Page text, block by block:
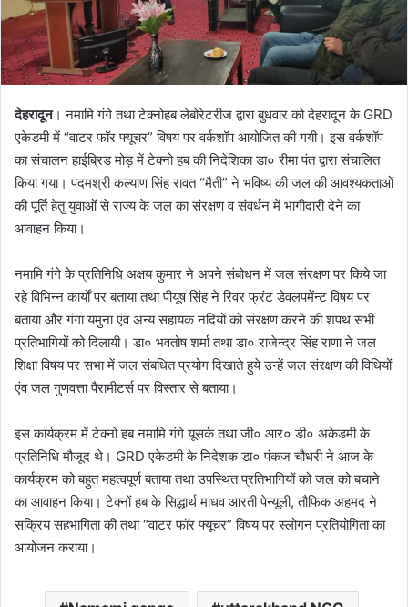
i
l
देहरादून। नमामि गंगे तथा टेक्नोहब लेबोरेटरीज द्वारा बुधवार को देहरादून के GRD
एकेडमी में “वाटर फॉर फ्यूचर” विषय पर वर्कशॉप आयोजित की गयी। इस वर्कशॉप
का संचालन हाईब्रिड मोड़ में टेक्नो हब की निदेशिका डा० रीमा पंत द्वारा संचालित
किया गया। पदमश्री कल्याण सिंह रावत “मैती” ने भविष्य की जल की आवश्यकताओं
की पूर्ति हेतु युवाओं से राज्य के जल का संरक्षण व संवर्धन में भागीदारी देने का
आवाहन किया।
नमामि गंगे के प्रतिनिधि अक्षय कुमार ने अपने संबोधन में जल संरक्षण पर किये जा
रहे विभिन्न कार्यों पर बताया तथा पीयूष सिंह ने रिवर फ्रंट डेवलपमेंन्ट विषय पर
बताया और गंगा यमुना एंव अन्य सहायक नदियों को संरक्षण करने की शपथ सभी
प्रतिभागियों को दिलायी। डा० भवतोष शर्मा तथा डा० राजेन्द्र सिंह राणा ने जल
शिक्षा विषय पर सभा में जल संबधित प्रयोग दिखाते हुये उन्हें जल संरक्षण की विधियों
एंव जल गुणवत्ता पैरामीटर्स पर विस्तार से बताया।
इस कार्यक्रम में टेक्नो हब नमामि गंगे यूसर्क तथा जी० आर० डी० अकेडमी के
प्रतिनिधि मौजूद थे। GRD एकेडमी के निदेशक डा० पंकज चौधरी ने आज के
कार्यक्रम को बहुत महत्वपूर्ण बताया तथा उपस्थित प्रतिभागियों को जल को बचाने
का आवाहन किया। टेक्नों हब के सिद्धार्थ माधव आरती पेन्यूली, तौफिक अहमद ने
सक्रिय सहभागिता की तथा “वाटर फॉर फ्यूचर” विषय पर स्लोगन प्रतियोगिता का
आयोजन कराया।